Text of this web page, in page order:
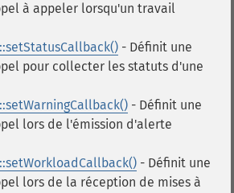
à appeler lorsqu'un travail
- Définit une
pour collecter les statuts d'une
- Définit une
lors de l'émission d'alerte
- Définit une
lors de la réception de mises à